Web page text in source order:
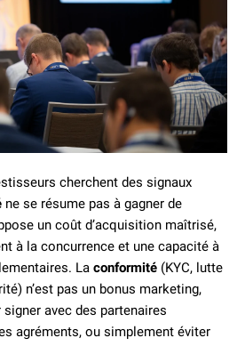
cherchent des signaux
ne se résume pas à gagner de
un coût d’acquisition maîtrisé,
à la concurrence et une capacité à
La conformité (KYC, lutte
n’est pas un bonus marketing,
avec des partenaires
agréments, ou simplement éviter